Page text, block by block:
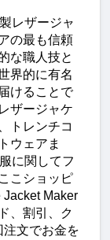
レザージャ
の最も信頼
な職人技と
界的に有名
けることで
ザージャケ
トレンチコ
ウェアま
に関してフ
こショッピ
Jacket Maker
、割引、ク
文でお金を